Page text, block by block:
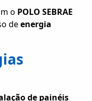
o POLO SEBRAE
deenergia
de painéis